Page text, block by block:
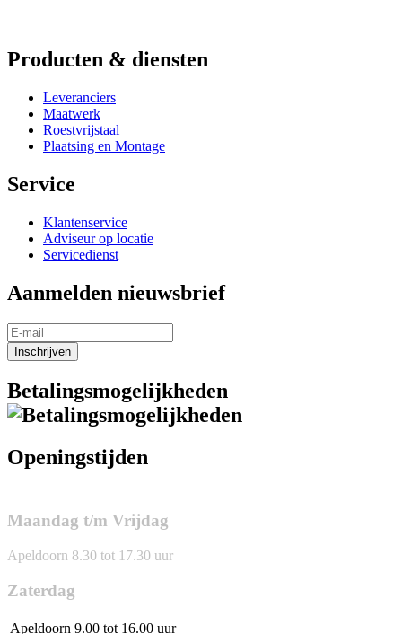
Producten & diensten
Leveranciers
Maatwerk
Roestvrijstaal
Plaatsing en Montage
Service
Klantenservice
Adviseur op locatie
Servicedienst
Aanmelden nieuwsbrief
Inschrijven
Betalingsmogelijkheden
Openingstijden
Maandag t/m Vrijdag
Apeldoorn 8.30 tot 17.30 uur
Zaterdag
Apeldoorn 9.00 tot 16.00 uur